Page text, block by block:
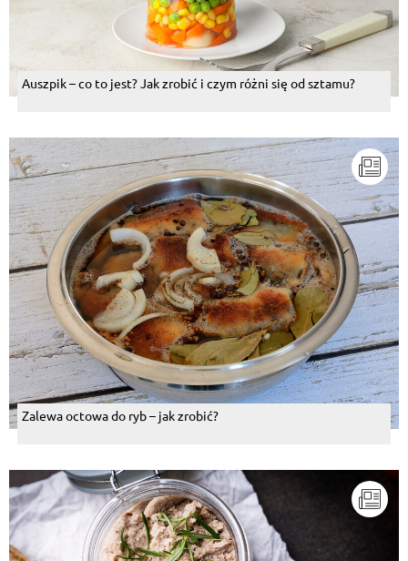
Auszpik – co to jest? Jak zrobić i czym różni się od sztamu?
Zalewa octowa do ryb – jak zrobić?